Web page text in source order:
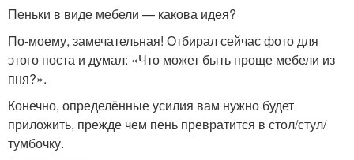
Пеньки в виде мебели — какова идея?
По-моему, замечательная! Отбирал сейчас фото для
этого поста и думал: «Что может быть проще мебели из
пня?».
Конечно, определённые усилия вам нужно будет
приложить, прежде чем пень превратится в стол/стул/
тумбочку.